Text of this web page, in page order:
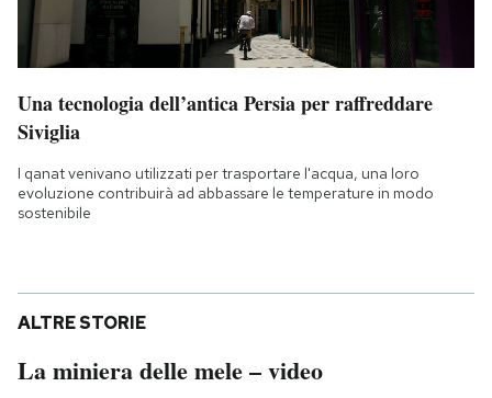
Una tecnologia dell’antica Persia per raffreddare
Siviglia
I qanat venivano utilizzati per trasportare l'acqua, una loro
evoluzione contribuirà ad abbassare le temperature in modo
sostenibile
ALTRE STORIE
La miniera delle mele – video